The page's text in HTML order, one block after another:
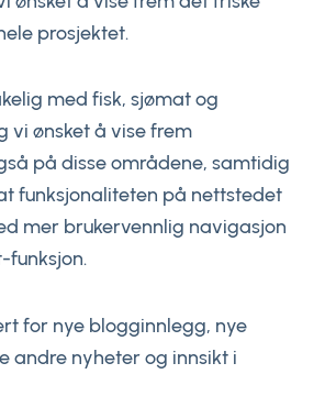
prosjektet.
med fisk, sjømat og
vi ønsket å vise frem
på disse områdene, samtidig
funksjonaliteten på nettstedet
mer brukervennlig navigasjon
funksjon.
for nye blogginnlegg, nye
andre nyheter og innsikt i